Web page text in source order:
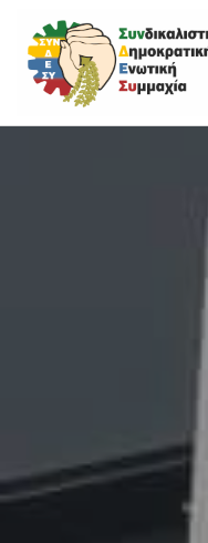
Μεταπηδήστε
στο
περιεχόμενο